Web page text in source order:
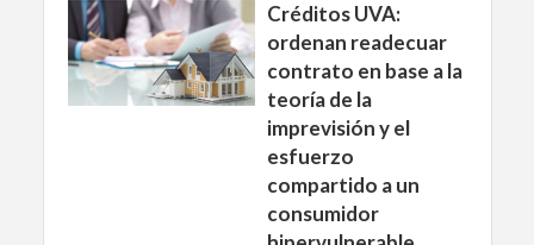
Créditos UVA:
ordenan readecuar
contrato en base a la
teoría de la
imprevisión y el
esfuerzo
compartido a un
consumidor